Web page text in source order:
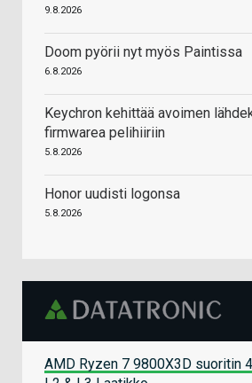
9.8.2026
Doom pyörii nyt myös Paintissa
6.8.2026
Keychron kehittää avoimen
firmwarea pelihiiriin
5.8.2026
Honor uudisti logonsa
5.8.2026
AMD Ryzen 7 9800X3D suoritin